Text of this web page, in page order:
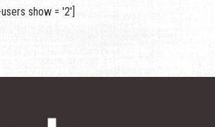
show = '2']